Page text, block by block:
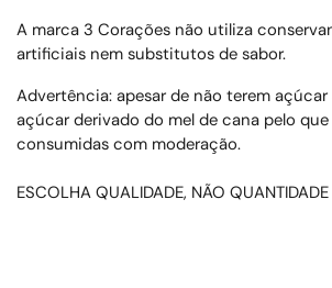
A marca 3 Corações não utiliza
artificiais nem substitutos de sabor.
Advertência: apesar de não terem
açúcar derivado do mel de cana pelo
consumidas com moderação.
ESCOLHA QUALIDADE, NÃO QUANTIDADE